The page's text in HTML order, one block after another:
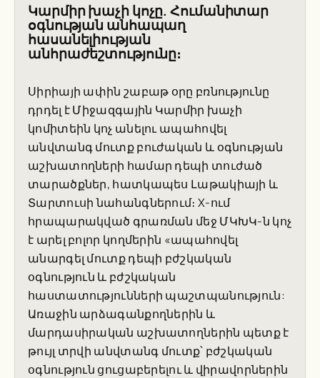
Կարմիր խաչի կոչը. Հումանիտար
օգնության անհապաղ
հասանելիության
անհրաժեշտությունը։
Սիրիայի ափին շաբաթ օրը բռնությունը
դրդել է Միջազգային Կարմիր խաչի
կոմիտեին կոչ անելու ապահովել
անվտանգ մուտք բուժական և օգնության
աշխատողների համար դեպի տուժած
տարածքներ, հատկապես Լաթակիայի և
Տարտուսի նահանգներում։ X-ում
հրապարակված գրառման մեջ ՄԿԽԿ-ն կոչ
է արել բոլոր կողմերին «ապահովել
անարգել մուտք դեպի բժշկական
օգնություն և բժշկական
հաստատությունների պաշտպանություն:
Առաջին արձագանքողներին և
մարդասիրական աշխատողներին պետք է
թույլ տրվի անվտանգ մուտք՝ բժշկական
օգնություն ցուցաբերելու և վիրավորներին